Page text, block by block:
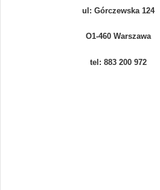
ul: Górczewska 124
O1-460 Warszawa
tel: 883 200 972